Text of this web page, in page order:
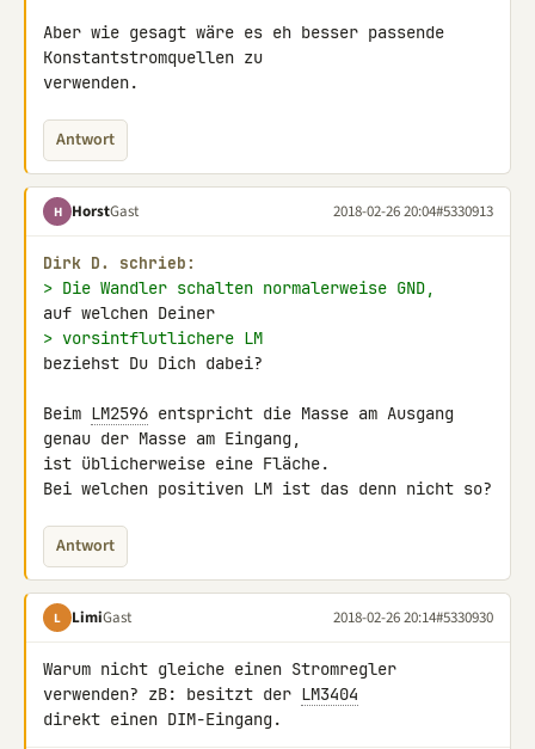
Aber wie gesagt wäre es eh besser passende
Konstantstromquellen zu
verwenden.
Antwort
H HorstGast 2018-02-26 20:04#5330913
Dirk D. schrieb:
> Die Wandler schalten normalerweise GND,
> vorsintflutlichere LM
beziehst Du Dich dabei?
Beim LM2596 entspricht die Masse am Ausgang
genau der Masse am Eingang,
ist üblicherweise eine Fläche.
Bei welchen positiven LM ist das denn nicht so?
Antwort
L LimiGast 2018-02-26 20:14#5330930
Warum nicht gleiche einen Stromregler
verwenden? zB: besitzt der LM3404
direkt einen DIM-Eingang.